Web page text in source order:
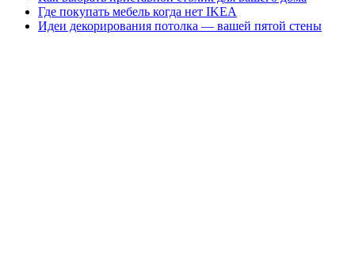
Где покупать мебель когда нет IKEA
Идеи декорирования потолка — вашей пятой стены